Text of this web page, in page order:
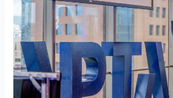
estrategia
para
fortalecer la
transferencia
de
tecnologías